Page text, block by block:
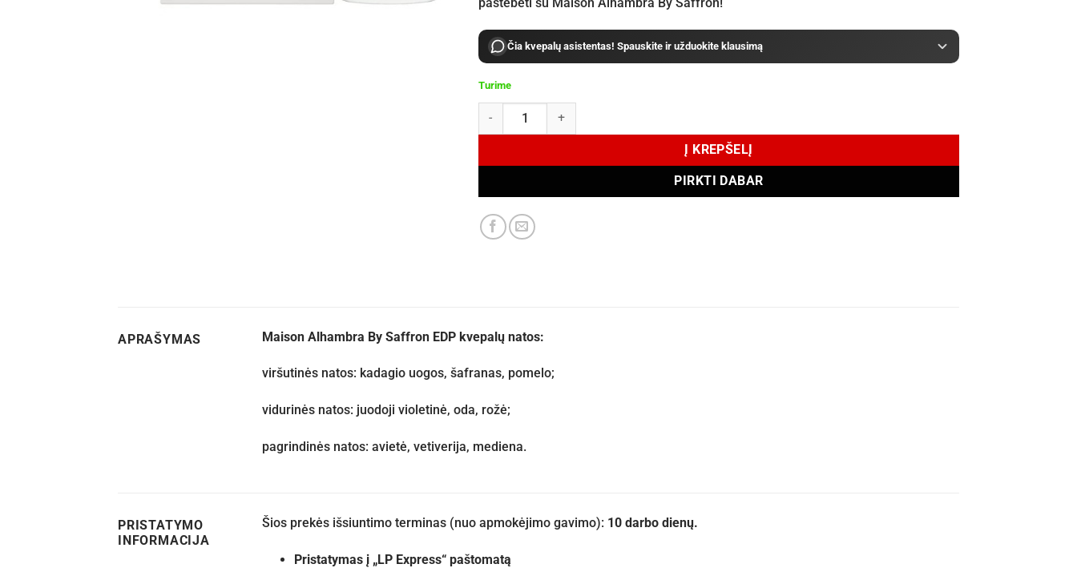
Čia kvepalų asistentas! Spauskite ir užduokite klausimą
Turime
produkto kiekis: Maison Alhambra By Saffron EDP 100 ml
Į KREPŠELĮ
PIRKTI DABAR
APRAŠYMAS Maison Alhambra By Saffron EDP kvepalų natos:
viršutinės natos: kadagio uogos, šafranas, pomelo;
vidurinės natos: juodoji violetinė, oda, rožė;
pagrindinės natos: avietė, vetiverija, mediena.
PRISTATYMO
INFORMACIJA
Šios prekės išsiuntimo terminas (nuo apmokėjimo gavimo): 10 darbo dienų.
Pristatymas į „LP Express“ paštomatą